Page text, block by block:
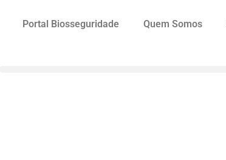
Portal Biosseguridade Quem Somos